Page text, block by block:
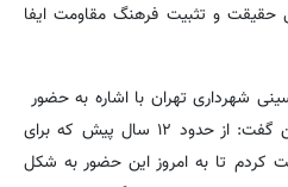
حقیقت و تثبیت فرهنگ مقاومت ایفا
شهرداری تهران با اشاره به حضور
زنان و خانواده‌ها در مراسم اربعین گفت: از حدود ۱۲ سال پیش که برای
کردم تا به امروز این حضور به شکل